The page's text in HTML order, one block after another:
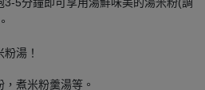
湯！
煮米粉羹湯等。